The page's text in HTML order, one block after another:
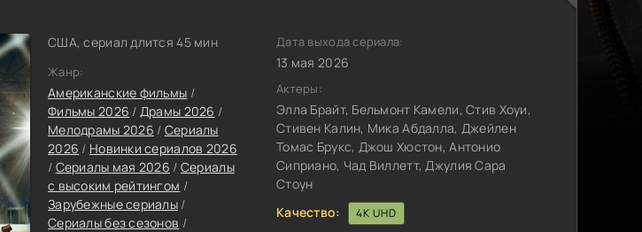
США, сериал длится 45 мин
Жанр:
Американские фильмы /
Фильмы 2026 / Драмы 2026 /
Мелодрамы 2026 / Сериалы
2026 / Новинки сериалов 2026
/ Сериалы мая 2026 / Сериалы
с высоким рейтингом /
Зарубежные сериалы /
Сериалы без сезонов /
Дата выхода сериала:
13 мая 2026
Актеры:
Элла Брайт, Бельмонт Камели, Стив Хоуи,
Стивен Калин, Мика Абдалла, Джейлен
Томас Брукс, Джош Хюстон, Антонио
Сиприано, Чад Виллетт, Джулия Сара
Стоун
Качество:
4K UHD